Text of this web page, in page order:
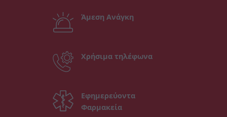
Άμεση Ανάγκη
Χρήσιμα τηλέφωνα
Εφημερεύοντα
Φαρμακεία